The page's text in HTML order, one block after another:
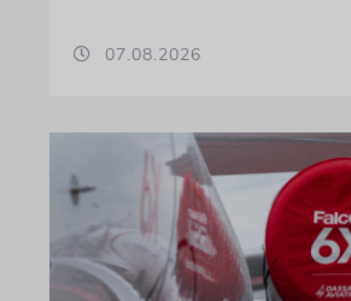
07.08.2026